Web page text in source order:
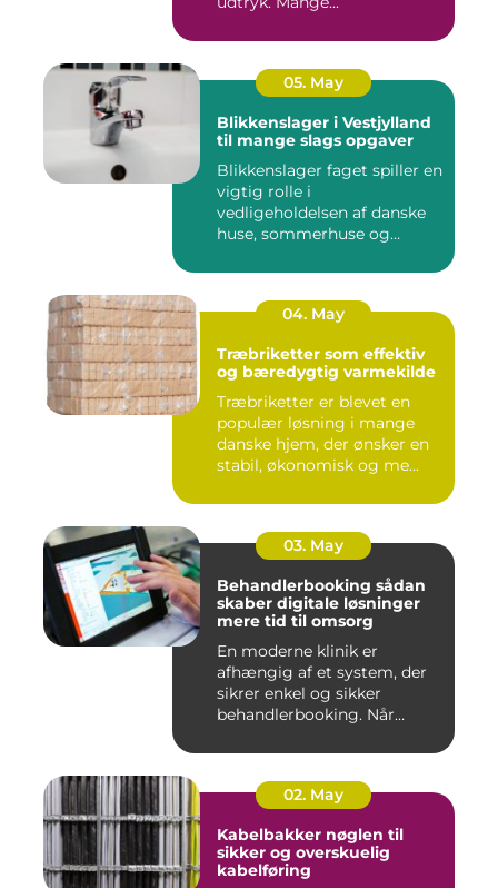
05. May
Blikkenslager i Vestjylland
til mange slags opgaver
Blikkenslager faget spiller en
vigtig rolle i
vedligeholdelsen af danske
huse, sommerhuse og
04. May
Træbriketter som effektiv
og bæredygtig varmekilde
Træbriketter er blevet en
populær løsning i mange
danske hjem, der ønsker en
stabil, økonomisk og me...
03. May
Behandlerbooking sådan
skaber digitale løsninger
mere tid til omsorg
En moderne klinik er
afhængig af et system, der
sikrer enkel og sikker
behandlerbooking. Når
02. May
Kabelbakker nøglen til
sikker og overskuelig
kabelføring